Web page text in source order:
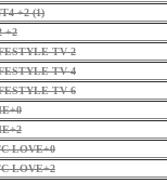
+2 (1)
+2
TV 2
TV 4
TV 6
LOVE+0
LOVE+2